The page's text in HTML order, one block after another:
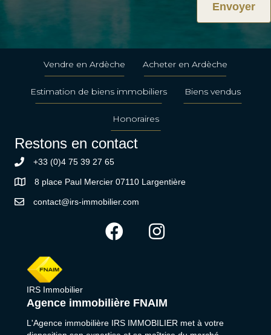
Vendre en Ardèche Acheter en Ardèche
Estimation de biens immobiliers Biens vendus
Honoraires
Restons en contact
+33 (0)4 75 39 27 65
8 place Paul Mercier 07110 Largentière
contact@irs-immobilier.com
IRS Immobilier
Agence immobilière FNAIM
L'Agence immobilière IRS IMMOBILIER met à votre